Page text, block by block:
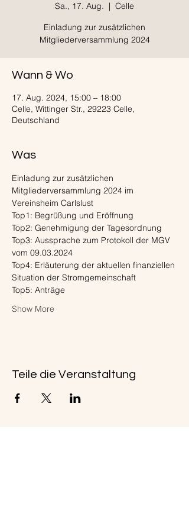
Sa., 17. Aug.
  |
Celle
Einladung zur zusätzlichen
Mitgliederversammlung 2024
Wann & Wo
17. Aug. 2024, 15:00 – 18:00
Celle, Wittinger Str., 29223 Celle,
Deutschland
Was
Einladung zur zusätzlichen
Mitgliederversammlung 2024 im
Vereinsheim Carlslust
Top1: Begrüßung und Eröffnung
Top2: Genehmigung der Tagesordnung
Top3: Aussprache zum Protokoll der MGV
vom 09.03.2024
Top4: Erläuterung der aktuellen finanziellen
Situation der Stromgemeinschaft
Top5: Anträge
Show More
Teile die Veranstaltung